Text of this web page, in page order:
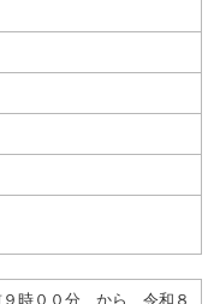
９時００分 から 令和８